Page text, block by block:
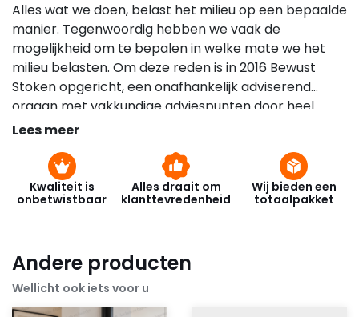
Alles wat we doen, belast het milieu op een bepaalde
manier. Tegenwoordig hebben we vaak de
mogelijkheid om te bepalen in welke mate we het
milieu belasten. Om deze reden is in 2016 Bewust
Stoken opgericht, een onafhankelijk adviserend
orgaan met vakkundige adviespunten door heel
Nederland, dat gehoor geeft aan de groeiende
advies te geven.
Lees meer
Kwaliteit is
onbetwistbaar
Alles draait om
klanttevredenheid
Wij bieden een
totaalpakket
Andere producten
Wellicht ook iets voor u